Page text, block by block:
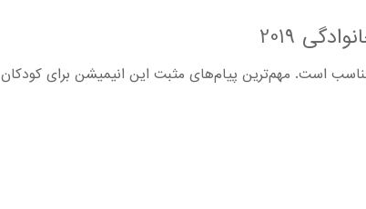
2019
خانوادگی برای بچه‌های 7 ساله و بالاتر، کاملا مناسب است. مهم‌ترین پیام‌های مثبت این انیمیشن برای کودکان